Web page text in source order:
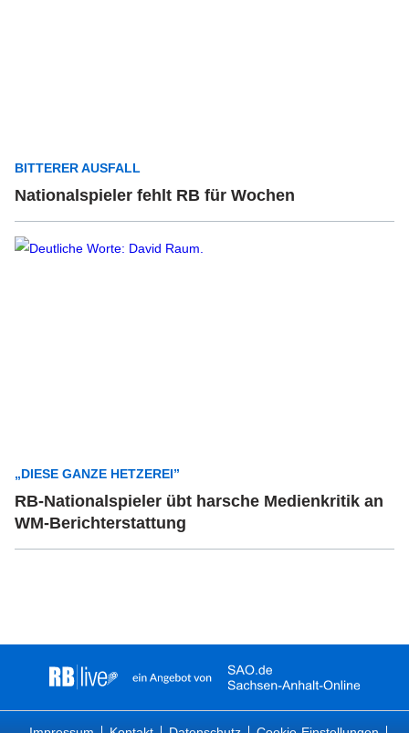
BITTERER AUSFALL
Nationalspieler fehlt RB für Wochen
„DIESE GANZE HETZEREI”
RB-Nationalspieler übt harsche Medienkritik an
WM-Berichterstattung